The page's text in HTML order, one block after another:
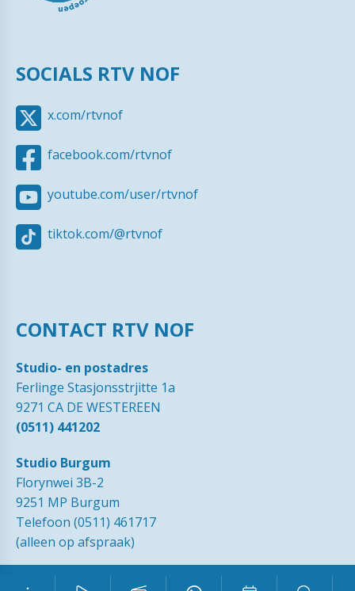
SOCIALS RTV NOF
x.com/rtvnof
facebook.com/rtvnof
youtube.com/user/rtvnof
tiktok.com/@rtvnof
CONTACT RTV NOF
Studio- en postadres
Ferlinge Stasjonsstrjitte 1a
9271 CA DE WESTEREEN
(0511) 441202
Studio Burgum
Florynwei 3B-2
9251 MP Burgum
Telefoon (0511) 461717
(alleen op afspraak)
© 1989 - 2026 RTVNOF·Contact Tip de redactie
Ingezonden